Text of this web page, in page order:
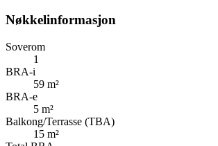
Nøkkelinformasjon
Soverom
1
BRA-i
59 m²
BRA-e
5 m²
Balkong/Terrasse (TBA)
15 m²